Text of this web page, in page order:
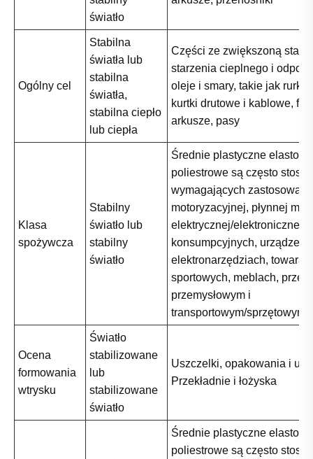
światło
Ogólny cel
Stabilna
światła lub
stabilna
światła,
stabilna ciepło
lub ciepła
Części ze zwiększoną
starzenia cieplnego i
oleje i smary, takie jak rurki i
kurtki drutowe i kablowe,
arkusze, pasy
Klasa
spożywcza
Stabilny
światło lub
stabilny
światło
Średnie plastyczne
poliestrowe są często
wymagających
motoryzacyjnej, płynnej
elektrycznej/elektronicznej,
konsumpcyjnych, urządzeń i
elektronarzędziach,
sportowych, meblach,
przemysłowym i
transportowym/sprzętowym
Ocena
formowania
wtrysku
Światło
stabilizowane
lub
stabilizowane
światło
Uszczelki, opakowania i
Przekładnie i łożyska
Średnie plastyczne
poliestrowe są często